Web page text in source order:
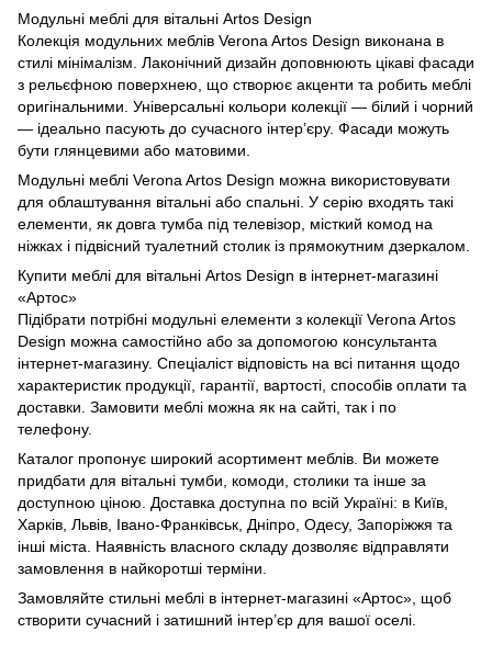
Модульні меблі для вітальні Artos Design
Колекція модульних меблів Verona Artos Design виконана в
стилі мінімалізм. Лаконічний дизайн доповнюють цікаві фасади
з рельєфною поверхнею, що створює акценти та робить меблі
оригінальними. Універсальні кольори колекції — білий і чорний
— ідеально пасують до сучасного інтер’єру. Фасади можуть
бути глянцевими або матовими.
Модульні меблі Verona Artos Design можна використовувати
для облаштування вітальні або спальні. У серію входять такі
елементи, як довга тумба під телевізор, місткий комод на
ніжках і підвісний туалетний столик із прямокутним дзеркалом.
Купити меблі для вітальні Artos Design в інтернет-магазині
«Артос»
Підібрати потрібні модульні елементи з колекції Verona Artos
Design можна самостійно або за допомогою консультанта
інтернет-магазину. Спеціаліст відповість на всі питання щодо
характеристик продукції, гарантії, вартості, способів оплати та
доставки. Замовити меблі можна як на сайті, так і по
телефону.
Каталог пропонує широкий асортимент меблів. Ви можете
придбати для вітальні тумби, комоди, столики та інше за
доступною ціною. Доставка доступна по всій Україні: в Київ,
Харків, Львів, Івано-Франківськ, Дніпро, Одесу, Запоріжжя та
інші міста. Наявність власного складу дозволяє відправляти
замовлення в найкоротші терміни.
Замовляйте стильні меблі в інтернет-магазині «Артос», щоб
створити сучасний і затишний інтер’єр для вашої оселі.